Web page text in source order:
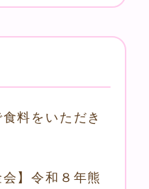
料をいただき
会】令和８年熊